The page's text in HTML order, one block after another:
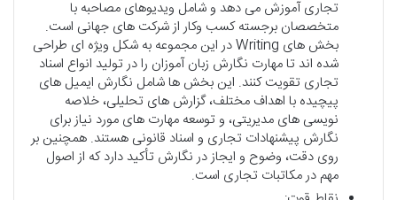
تجاری آموزش می دهد و شامل ویدیوهای مصاحبه با
متخصصان برجسته کسب وکار از شرکت های جهانی است.
بخش های Writing در این مجموعه به شکل ویژه ای طراحی
شده اند تا مهارت نگارش زبان آموزان را در تولید انواع اسناد
تجاری تقویت کنند. این بخش ها شامل نگارش ایمیل های
پیچیده با اهداف مختلف، گزارش های تحلیلی، خلاصه
نویسی های مدیریتی، و توسعه مهارت های مورد نیاز برای
نگارش پیشنهادات تجاری و اسناد قانونی هستند. همچنین بر
روی دقت، وضوح و ایجاز در نگارش تأکید دارد که از اصول
مهم در مکاتبات تجاری است.